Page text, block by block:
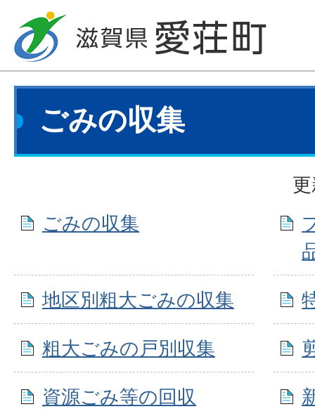
ごみの収集
ごみの収集
地区別粗大ごみの収集
粗大ごみの戸別収集
資源ごみ等の回収